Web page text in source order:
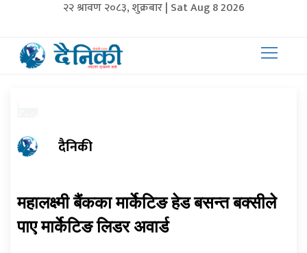
२२ श्रावण २०८३, शुक्रबार | Sat Aug 8 2026
दैनिकी
महालक्ष्मी बैंकका मार्केटिङ हेड बसन्त बक्सीले
पाए मार्केटिङ लिडर अवार्ड